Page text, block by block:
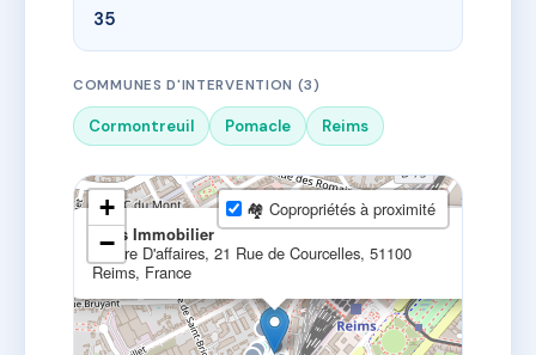
35
COMMUNES D'INTERVENTION (3)
Cormontreuil Pomacle Reims
Litas Immobilier
Centre D'affaires, 21 Rue de Courcelles, 51100
Reims, France
+
−
🏘 Copropriétés à proximité